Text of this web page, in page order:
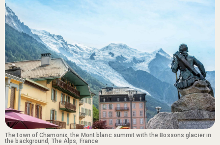
The town of Chamonix, the Mont blanc summit with the Bossons glacier in
the background, The Alps, France